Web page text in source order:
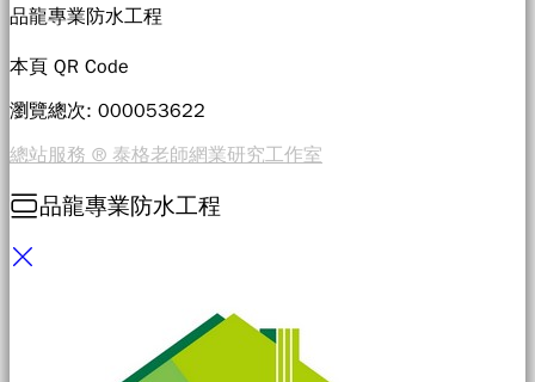
品龍專業防水工程
本頁 QR Code
瀏覽總次: 000053622
總站服務 ® 泰格老師網業研究工作室
品龍專業防水工程